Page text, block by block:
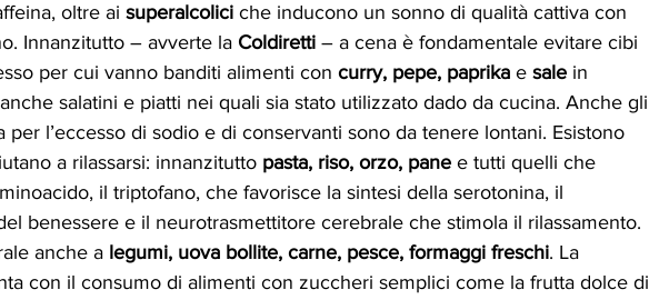
oltre ai superalcolici che inducono un sonno di qualità cattiva con
Innanzitutto – avverte la Coldiretti – a cena è fondamentale evitare cibi
per cui vanno banditi alimenti con curry, pepe, paprika e sale in
salatini e piatti nei quali sia stato utilizzato dado da cucina. Anche gli
per l’eccesso di sodio e di conservanti sono da tenere lontani. Esistono
a rilassarsi: innanzitutto pasta, riso, orzo, pane e tutti quelli che
il triptofano, che favorisce la sintesi della serotonina, il
benessere e il neurotrasmettitore cerebrale che stimola il rilassamento.
anche a legumi, uova bollite, carne, pesce, formaggi freschi. La
con il consumo di alimenti con zuccheri semplici come la frutta dolce di